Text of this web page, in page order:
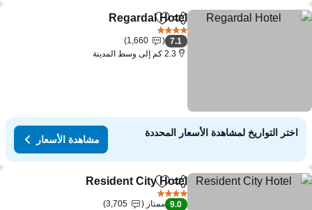
مشاركةAdd to favorites
Regardal Hotel
7.1
1,660
2.3 كم إلى وسط المدينة
اختر التواريخ لمشاهدة الأسعار المحددة
مشاهدة الأسعار
مشاركةAdd to favorites
Resident City Hotel
9.0 ممتاز
3,705